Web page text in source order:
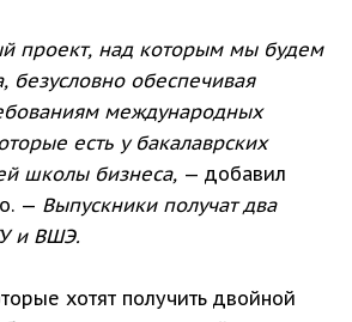
проект, над которым мы будем
безусловно обеспечивая
международных
есть у бакалаврских
школы бизнеса, — добавил
— Выпускники получат два
и ВШЭ.
хотят получить двойной